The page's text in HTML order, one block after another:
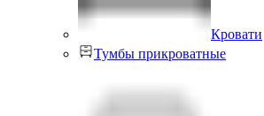
Кровати
Тумбы прикроватные